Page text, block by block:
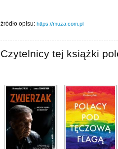
źródło opisu: https://muza.com.pl
Czytelnicy tej książki